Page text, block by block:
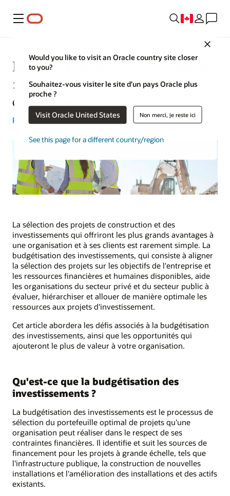
Menu
Would you like to visit an Oracle country site closer
to you?
Souhaitez-vous visiter le site d’un pays Oracle plus
proche ?
Visit Oracle United States Non merci, je reste ici
See this page for a different country/region
Budgétisation des investissements
: Qu'est-ce que c'est et comment
ça marche ?
Rick Bell| Senior Writer | 31 janvier 2025
La sélection des projets de construction et des
investissements qui offriront les plus grands avantages à
une organisation et à ses clients est rarement simple. La
budgétisation des investissements, qui consiste à aligner
la sélection des projets sur les objectifs de l'entreprise et
les ressources financières et humaines disponibles, aide
les organisations du secteur privé et du secteur public à
évaluer, hiérarchiser et allouer de manière optimale les
ressources aux projets d'investissement.
Cet article abordera les défis associés à la budgétisation
des investissements, ainsi que les opportunités qui
ajouteront le plus de valeur à votre organisation.
Qu'est-ce que la budgétisation des
investissements ?
La budgétisation des investissements est le processus de
sélection du portefeuille optimal de projets qu'une
organisation peut réaliser dans le respect de ses
contraintes financières. Il identifie et suit les sources de
financement pour les projets à grande échelle, tels que
l'infrastructure publique, la construction de nouvelles
installations et l'amélioration des installations et des actifs
existants.